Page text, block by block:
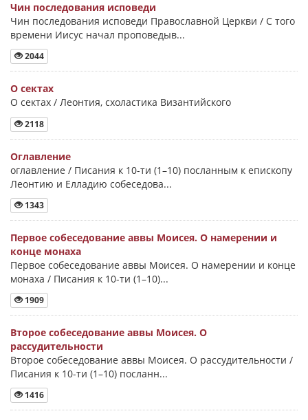
Чин последования исповеди
Чин последования исповеди Православной Церкви / С того
времени Иисус начал проповедыв...
2044
О сектах
О сектах / Леонтия, схоластика Византийского
2118
Оглавление
оглавление / Писания к 10-ти (1–10) посланным к епископу
Леонтию и Елладию собеседова...
1343
Первое собеседование аввы Моисея. О намерении и
конце монаха
Первое собеседование аввы Моисея. О намерении и конце
монаха / Писания к 10-ти (1–10)...
1909
Второе собеседование аввы Моисея. О
рассудительности
Второе собеседование аввы Моисея. О рассудительности /
Писания к 10-ти (1–10) посланн...
1416